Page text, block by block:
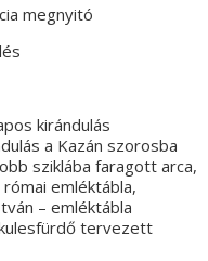
megnyitó
kirándulás
a Kazán szorosba
sziklába faragott arca,
emléktábla,
– emléktábla
tervezett